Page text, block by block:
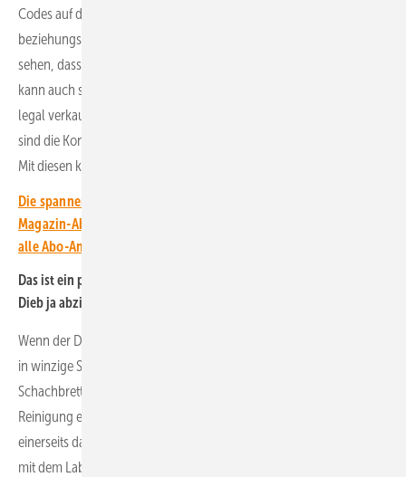
Codes auf den Etiketten und/oder der Seriennummer der Module
beziehungsweise der Wechselrichter in der Datenbank genau
sehen, dass die Module aus einer registrierten Anlage stammen. Sie
kann auch sehen, aus welcher Anlage diese stammen und ob sie
legal verkauft werden oder gestohlen wurden. In der Datenbank
sind die Kontaktdaten der Eigentümer der Komponenten hinterlegt.
Mit diesen kann die Polizei dann direkt Kontakt aufnehmen.
Die spannendsten Artikel, Grafiken und Dossiers erhalten unsere
Magazin-Abonnent:innen. Sie haben noch kein Abo? Jetzt über
alle Abo-Angebote informieren und Wissensvorsprung sichern.
Das ist ein prima Ansatz. Doch die Sicherheitsetiketten kann der
Dieb ja abziehen und dann fällt das nicht mehr auf?
Wenn der Dieb die Sicherheitsetiketten abziehen will, zerreißt er dies
in winzige Stückchen. Außerdem bleibt immer ein kleines
Schachbrettmuster zurück, das man nur mit einer sehr aufwändigen
Reinigung entfernen kann. Dadurch erhöhen wir mit dem Etikett
einerseits das Entdeckungsrisiko, wenn die Diebe die Komponenten
mit dem Label mitnehmen. Mit dem QR-Code ist das Produkt sehr